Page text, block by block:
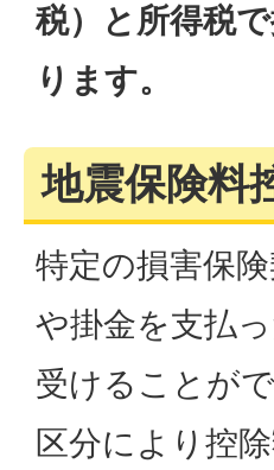
税）と所得税
ります。
地震保険料
特定の損害保
や掛金を支払
受けることがで
区分により控